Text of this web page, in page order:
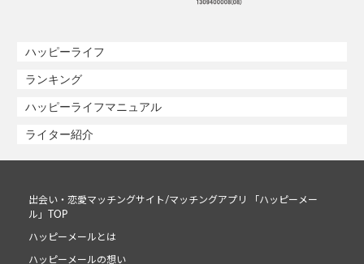
ハッピーライフ
ランキング
ハッピーライフマニュアル
ライター紹介
出会い・恋愛マッチングサイト/マッチングアプリ 「ハッピーメー
ル」TOP
ハッピーメールとは
ハッピーメールの想い